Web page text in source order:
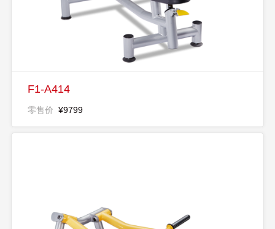
F1-A414
零售价 ¥9799